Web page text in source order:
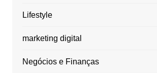
Lifestyle
marketing digital
Negócios e Finanças